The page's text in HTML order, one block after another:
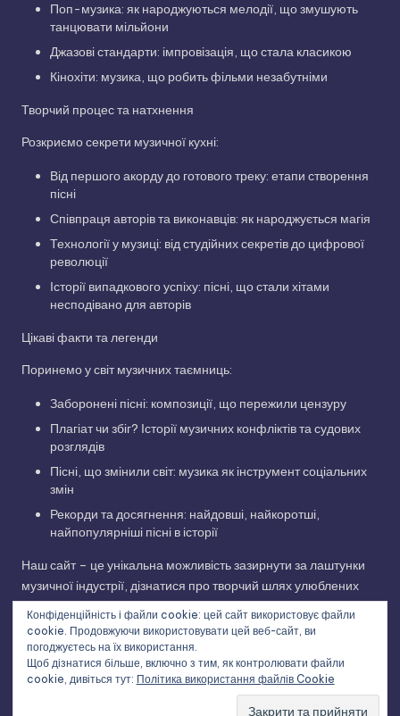
Поп-музика: як народжуються мелодії, що змушують
танцювати мільйони
Джазові стандарти: імпровізація, що стала класикою
Кінохіти: музика, що робить фільми незабутніми
Творчий процес та натхнення
Розкриємо секрети музичної кухні:
Від першого акорду до готового треку: етапи створення
пісні
Співпраця авторів та виконавців: як народжується магія
Технології у музиці: від студійних секретів до цифрової
революції
Історії випадкового успіху: пісні, що стали хітами
несподівано для авторів
Цікаві факти та легенди
Поринемо у світ музичних таємниць:
Заборонені пісні: композиції, що пережили цензуру
Плагіат чи збіг? Історії музичних конфліктів та судових
розглядів
Пісні, що змінили світ: музика як інструмент соціальних
змін
Рекорди та досягнення: найдовші, найкоротші,
найпопулярніші пісні в історії
Наш сайт – це унікальна можливість зазирнути за лаштунки
музичної індустрії, дізнатися про творчий шлях улюблених
виконавців та відкрити для себе нові грані улюблених
композицій. Приєднуйтесь до нашої музичної подорожі!
Історії українських пісень та світових
Конфіденційність і файли cookie: цей сайт використовує файли
cookie. Продовжуючи використовувати цей веб-сайт, ви
погоджуєтесь на їх використання.
Щоб дізнатися більше, включно з тим, як контролювати файли
cookie, дивіться тут: Політика використання файлів Cookie